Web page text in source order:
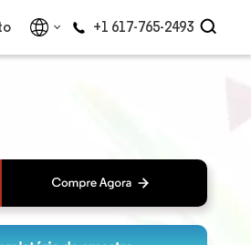
+1 617-765-2493